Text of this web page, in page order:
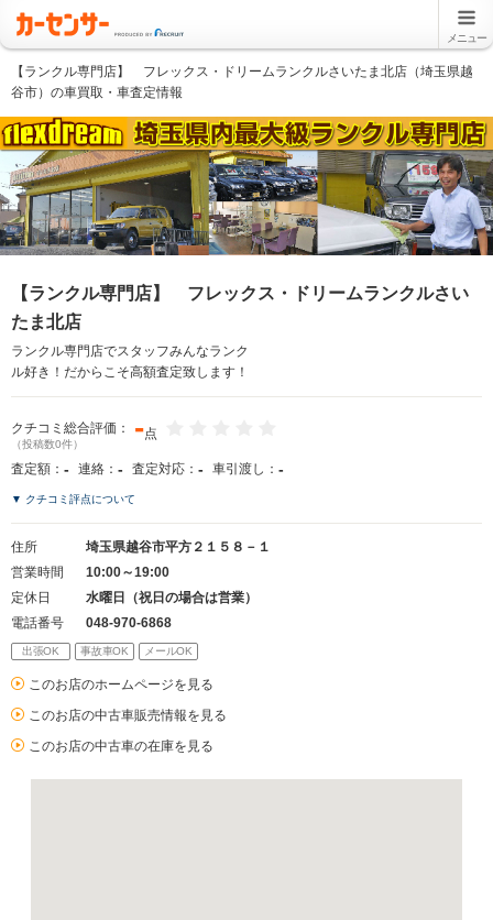
メニュー
【ランクル専門店】 フレックス・ドリームランクルさいたま北店（埼玉県越
谷市）の車買取・車査定情報
【ランクル専門店】 フレックス・ドリームランクルさい
たま北店
ランクル専門店でスタッフみんなランク
ル好き！だからこそ高額査定致します！
クチコミ総合評価： -点
（投稿数0件）
査定額： - 連絡： - 査定対応： - 車引渡し： -
▼ クチコミ評点について
住所
埼玉県越谷市平方２１５８－１
営業時間
10:00～19:00
定休日
水曜日（祝日の場合は営業）
電話番号
048-970-6868
出張OK 事故車OK メールOK
このお店のホームページを見る
このお店の中古車販売情報を見る
このお店の中古車の在庫を見る